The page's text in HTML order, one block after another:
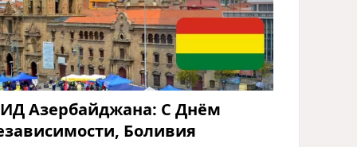
Азербайджана: С Днём
Боливия